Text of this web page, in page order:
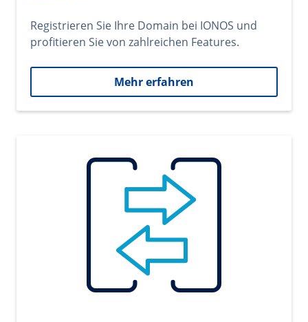
Registrieren Sie Ihre Domain bei IONOS und
profitieren Sie von zahlreichen Features.
Mehr erfahren